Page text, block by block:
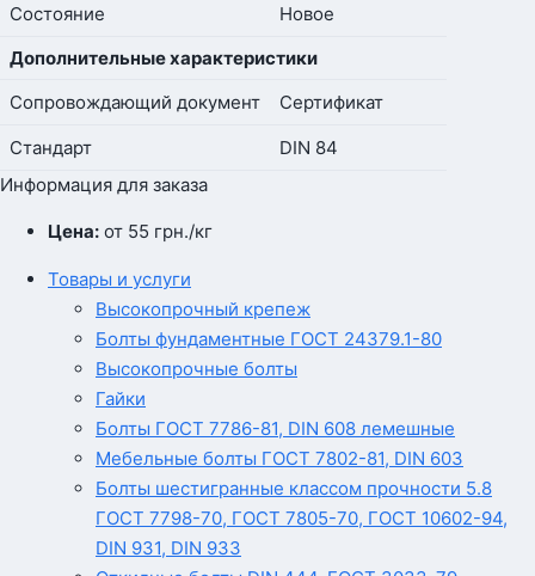
Состояние
Новое
Дополнительные характеристики
Сопровождающий документ
Сертификат
Стандарт
DIN 84
Информация для заказа
Цена: от 55 грн./кг
Товары и услуги
Высокопрочный крепеж
Болты фундаментные ГОСТ 24379.1-80
Высокопрочные болты
Гайки
Болты ГОСТ 7786-81, DIN 608 лемешные
Мебельные болты ГОСТ 7802-81, DIN 603
Болты шестигранные классом прочности 5.8
ГОСТ 7798-70, ГОСТ 7805-70, ГОСТ 10602-94,
DIN 931, DIN 933